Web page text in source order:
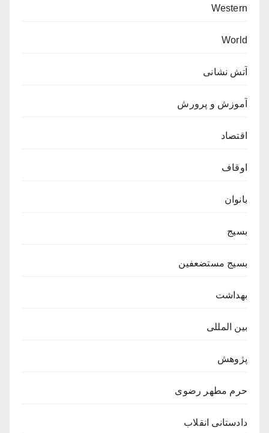
Western
World
آتش نشانی
آموزش و پرورش
اقتصاد
اوقاف
بانوان
بسیج
بسیج مستضعفین
بهداشت
بین المللی
پژوهش
حرم مطهر رضوی
دادستانی انقلاب